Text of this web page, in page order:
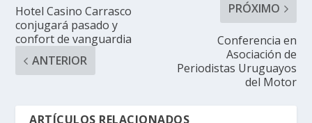
Hotel Casino Carrasco
conjugará pasado y
confort de vanguardia
ANTERIOR
PRÓXIMO
Conferencia en
Asociación de
Periodistas Uruguayos
del Motor
ARTÍCULOS RELACIONADOS